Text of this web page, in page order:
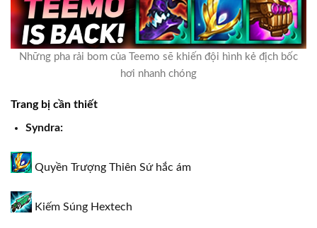
Những pha rải bom của Teemo sẽ khiến đội hình kẻ địch bốc
hơi nhanh chóng
Trang bị cần thiết
Syndra:
Quyền Trượng Thiên Sứ hắc ám
Kiếm Súng Hextech